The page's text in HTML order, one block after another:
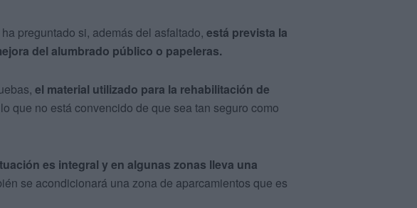
preguntado si, además del asfaltado, está prevista la
del alumbrado público o papeleras.
el material utilizado para la rehabilitación de
que no está convencido de que sea tan seguro como
es integral y en algunas zonas lleva una
se acondicionará una zona de aparcamientos que es